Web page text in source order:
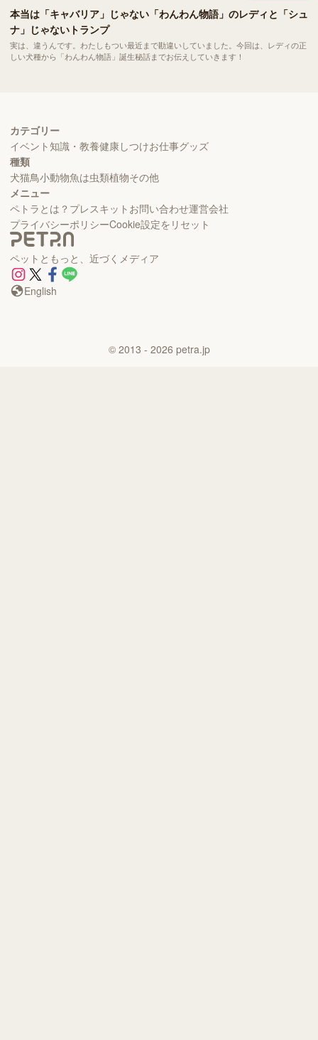
本当は「キャバリア」じゃない「わんわん物語」のレディと「シュ
ナ」じゃないトランプ
実は、違うんです。わたしもつい最近まで勘違いしていました。今回は、レディの正
しい犬種から「わんわん物語」誕生秘話までお伝えしていきます！
カテゴリー
イベント知識・教養健康しつけお仕事グッズ
種類
犬猫鳥小動物魚は虫類植物その他
メニュー
ペトラとは？ プレスキット お問い合わせ運営会社
プライバシーポリシーCookie設定をリセット
ペットともっと、近づくメディア
English
© 2013 - 2026 petra.jp